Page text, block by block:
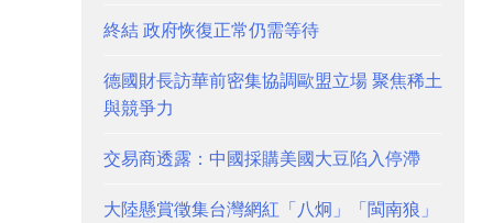
終結 政府恢復正常仍需等待
德國財長訪華前密集協調歐盟立場 聚焦稀土
與競爭力
交易商透露：中國採購美國大豆陷入停滯
大陸懸賞徵集台灣網紅「八炯」「閩南狼」